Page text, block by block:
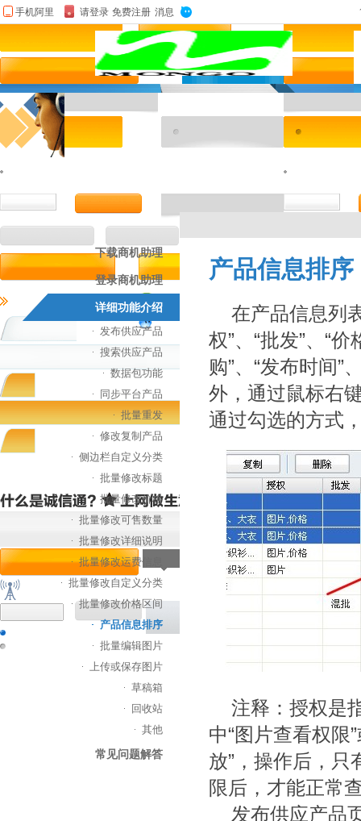
下载商机助理
登录商机助理
详细功能介绍
发布供应产品
搜索供应产品
数据包功能
同步平台产品
批量重发
修改复制产品
侧边栏自定义分类
批量修改标题
批量修改价格
批量修改可售数量
批量修改详细说明
批量修改运费信息
批量修改自定义分类
批量修改价格区间
产品信息排序
批量编辑图片
上传或保存图片
草稿箱
回收站
其他
常见问题解答
产品信息排序
在产品信息列表
权”、“批发”、“
购”、“发布时间”
外，通过鼠标右
通过勾选的方式
注释：授权是
中“图片查看权限
放”，操作后，
限后，才能正常
发布供应产品